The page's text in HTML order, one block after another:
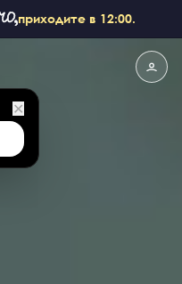
приходите в 12:00.
✕